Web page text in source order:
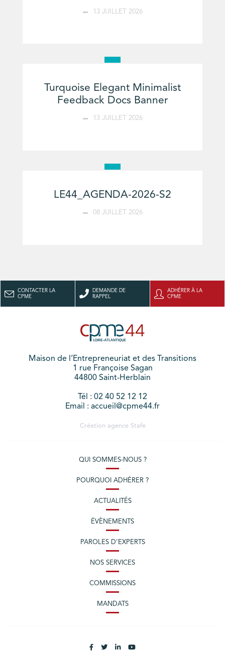
13 JUILLET 2026
Turquoise Elegant Minimalist
Feedback Docs Banner
13 JUILLET 2026
LE44_AGENDA-2026-S2
08 JUILLET 2026
CONTACTER LA
CPME
DEMANDE DE
RAPPEL
ADHÉRER À LA
CPME
Maison de l’Entrepreneuriat et des Transitions
1 rue Françoise Sagan
44800 Saint-Herblain
Tél : 02 40 52 12 12
Email : accueil@cpme44.fr
Création agence Stafe
QUI SOMMES-NOUS ?
POURQUOI ADHÉRER ?
ACTUALITÉS
ÉVÈNEMENTS
PAROLES D’EXPERTS
NOS SERVICES
COMMISSIONS
MANDATS